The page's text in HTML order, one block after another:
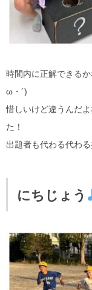
時間内に正解できる
ω・´)
惜しいけど違うんだ
た！
出題者も代わる代わ
にちじょう